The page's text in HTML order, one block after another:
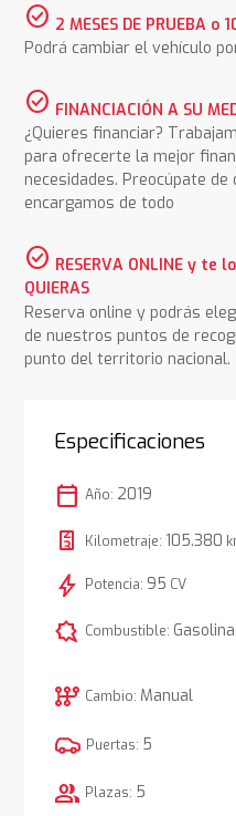
check_circle 2 MESES DE PRUEBA o
Podrá cambiar el vehículo
check_circle FINANCIACIÓN A SU
¿Quieres financiar?
para ofrecerte la mejor
necesidades. Preocúpate
encargamos de todo
check_circle RESERVA ONLINE y te
QUIERAS
Reserva online y podrás
de nuestros puntos de
punto del territorio nacional.
Especificaciones
calendar_today Año: 2019
Kilometraje: 105.380
bolt Potencia: 95 CV
comic_bubble Combustible: Gasolina
auto_transmission Cambio: Manual
Puertas: 5
group Plazas: 5